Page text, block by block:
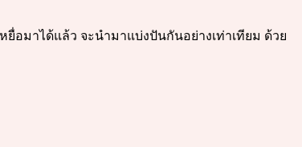
อมาได้แล้ว จะนำมาแบ่งปันกันอย่างเท่าเทียม ด้วย